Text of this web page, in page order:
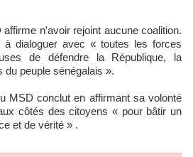
n'avoir rejoint aucune coalition.
à dialoguer avec « toutes les forces
de défendre la République, la
du peuple sénégalais ».
MSD conclut en affirmant sa volonté
côtés des citoyens « pour bâtir un
et de vérité » .